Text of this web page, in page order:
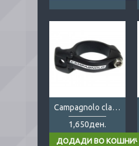
Campagnolo clamp Braze-onFD
1,650ден.